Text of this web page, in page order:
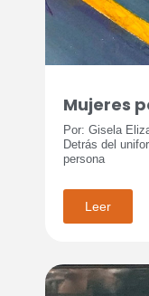
Mujeres
Por: Gisela
Detrás del
persona
Leer